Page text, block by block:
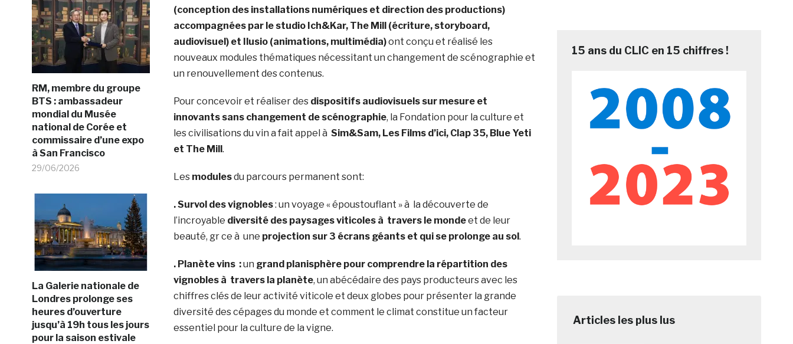
RM, membre du groupe
BTS : ambassadeur
mondial du Musée
national de Corée et
commissaire d’une expo
à San Francisco
29/06/2026
La Galerie nationale de
Londres prolonge ses
heures d’ouverture
jusqu’à 19h tous les jours
pour la saison estivale
(conception des installations numériques et direction des productions)
accompagnées par le studio Ich&Kar, The Mill (écriture, storyboard,
audiovisuel) et Ilusio (animations, multimédia)ont conçu et réalisé les
nouveaux modules thématiques nécessitant un changement de scénographie et
un renouvellement des contenus.
Pour concevoir et réaliser des dispositifs audiovisuels sur mesure et
innovants sans changement de scénographie, la Fondation pour la culture et
les civilisations du vin a fait appel à Sim&Sam, Les Films d’ici, Clap 35, Blue Yeti
et The Mill.
Lesmodulesdu parcours permanent sont:
. Survol des vignobles: un voyage « époustouflant » à la découverte de
l’incroyable diversité des paysages viticoles à travers le mondeet de leur
beauté, gr ce à une projection sur 3 écrans géants et qui se prolonge au sol.
. Planète vins :un grand planisphère pour comprendre la répartition des
vignobles à travers la planète, un abécédaire des pays producteurs avec les
chiffres clés de leur activité viticole et deux globes pour présenter la grande
diversité des cépages du monde et comment le climat constitue un facteur
essentiel pour la culture de la vigne.
15 ans du CLIC en 15 chiffres !